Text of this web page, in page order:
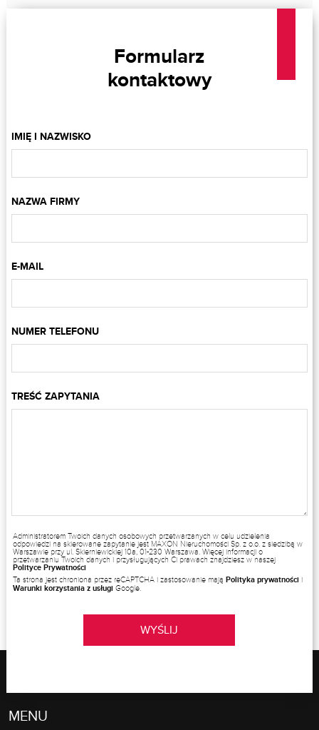
Formularz
kontaktowy
IMIĘ I NAZWISKO
NAZWA FIRMY
E-MAIL
NUMER TELEFONU
TREŚĆ ZAPYTANIA
Administratorem Twoich danych osobowych przetwarzanych w celu udzielenia
odpowiedzi na skierowane zapytanie jest MAXON Nieruchomości Sp. z o.o. z siedzibą w
Warszawie przy ul. Skierniewickiej 10a, 01-230 Warszawa. Więcej informacji o
przetwarzaniu Twoich danych i przysługujących Ci prawach znajdziesz w naszej
Polityce Prywatności
Ta strona jest chroniona przez reCAPTCHA i zastosowanie mają Polityka prywatności i
Warunki korzystania z usługi Google.
WYŚLIJ
MENU